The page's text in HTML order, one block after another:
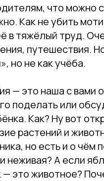
что можно
Как не убить
в тяжёлый труд.
путешествия.
но не как учёба.
— это наша с вами
поделать или
Как? Ну вот
растений и
но есть и о чём
неживая? А если
это животное?